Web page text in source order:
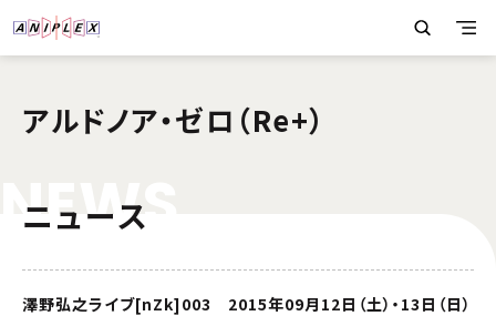
アルドノア・ゼロ（Re+）
NEWS
ニュース
澤野弘之ライブ[nZk]003 2015年09月12日（土）・13日（日）